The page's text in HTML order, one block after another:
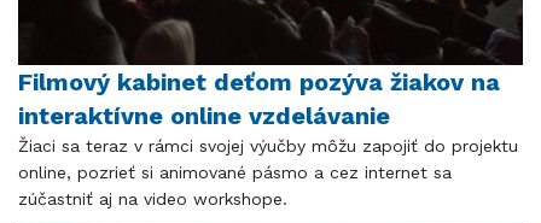
Filmový kabinet deťom pozýva žiakov na
interaktívne online vzdelávanie
Žiaci sa teraz v rámci svojej výučby môžu zapojiť do projektu
online, pozrieť si animované pásmo a cez internet sa
zúčastniť aj na video workshope.